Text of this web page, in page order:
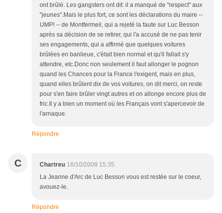
ont brûlé. Les gangsters ont dit: il a manqué de "respect" aux
"jeunes".Mais le plus fort, ce sont les déclarations du maire --
UMP! -- de Montfermeil, qui a rejeté la faute sur Luc Besson
après sa décision de se retirer, qui l'a accusé de ne pas tenir
ses engagements, qui a affirmé que quelques voitures
brûlées en banlieue, c'était bien normal et qu'il fallait s'y
attendre, etc.Donc non seulement il faut allonger le pognon
quand les Chances pour la France l'exigent, mais en plus,
quand elles brûlent dix de vos voitures, on dit merci, on reste
pour s'en faire brûler vingt autres et on allonge encore plus de
fric.Il y a bien un moment où les Français vont s'apercevoir de
l'arnaque.
Répondre
C Chartreu 16/10/2008 15:35
La Jeanne d'Arc de Luc Besson vous est restée sur le coeur,
avouez-le.
Répondre